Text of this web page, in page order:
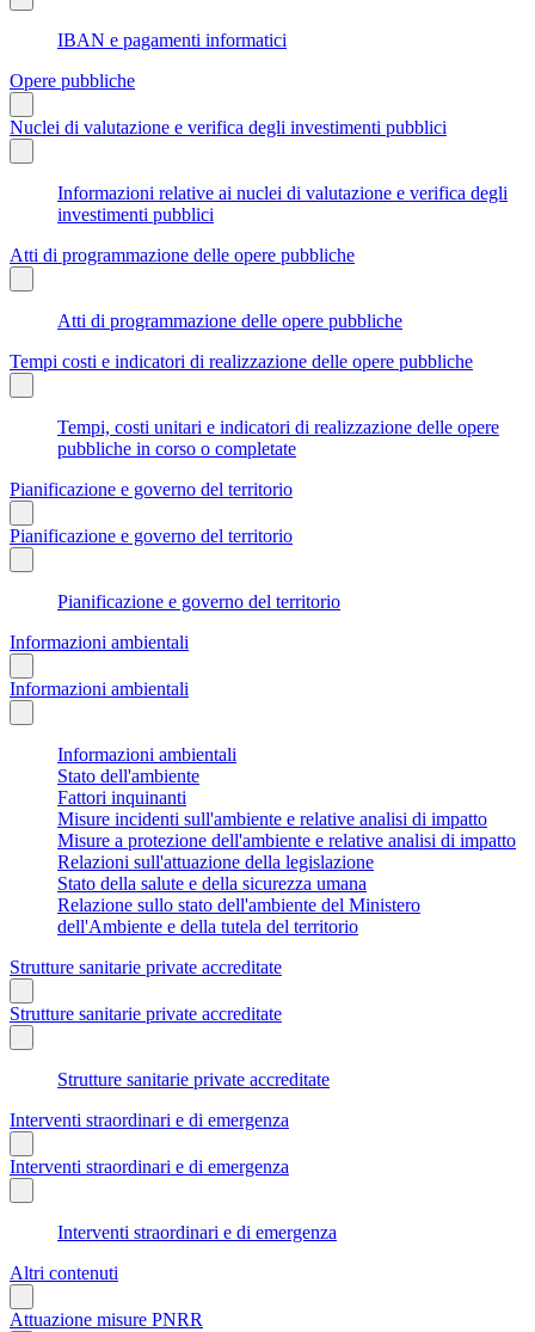
IBAN e pagamenti informatici
Opere pubbliche
Nuclei di valutazione e verifica degli investimenti pubblici
Informazioni relative ai nuclei di valutazione e verifica degli
investimenti pubblici
Atti di programmazione delle opere pubbliche
Atti di programmazione delle opere pubbliche
Tempi costi e indicatori di realizzazione delle opere pubbliche
Tempi, costi unitari e indicatori di realizzazione delle opere
pubbliche in corso o completate
Pianificazione e governo del territorio
Pianificazione e governo del territorio
Pianificazione e governo del territorio
Informazioni ambientali
Informazioni ambientali
Informazioni ambientali
Stato dell'ambiente
Fattori inquinanti
Misure incidenti sull'ambiente e relative analisi di impatto
Misure a protezione dell'ambiente e relative analisi di impatto
Relazioni sull'attuazione della legislazione
Stato della salute e della sicurezza umana
Relazione sullo stato dell'ambiente del Ministero
dell'Ambiente e della tutela del territorio
Strutture sanitarie private accreditate
Strutture sanitarie private accreditate
Strutture sanitarie private accreditate
Interventi straordinari e di emergenza
Interventi straordinari e di emergenza
Interventi straordinari e di emergenza
Altri contenuti
Attuazione misure PNRR